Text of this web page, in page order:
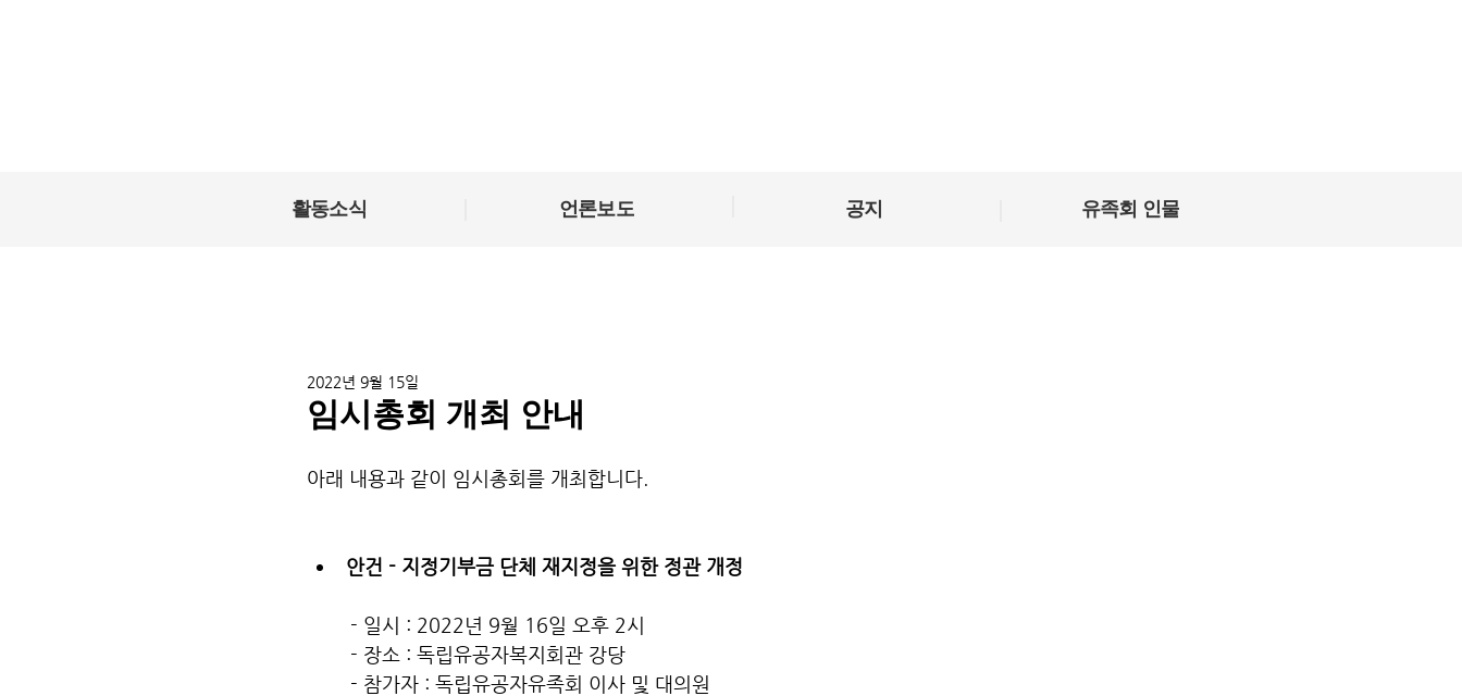
활동소식 언론보도 공지 유족회 인물
임시총회 개최 안내
2022년 9월 15일
아래 내용과 같이 임시총회를 개최합니다.
안건 - 지정기부금 단체 재지정을 위한 정관 개정
- 일시 : 2022년 9월 16일 오후 2시
- 장소 : 독립유공자복지회관 강당
- 참가자 : 독립유공자유족회 이사 및 대의원